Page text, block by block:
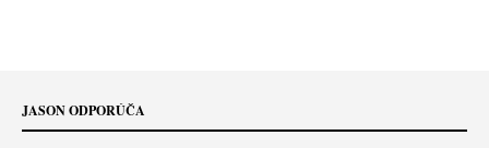
JASON ODPORÚČA